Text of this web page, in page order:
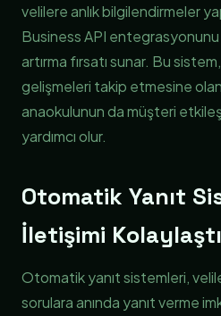
velilere anlık bilgilendirmeler
Business API entegrasyonunu
artırma fırsatı sunar. Bu
gelişmeleri takip etmesine
anaokulunun da müşteri
yardımcı olur.
Otomatik Yanıt
İletişimi
Otomatik yanıt sistemleri,
sorulara anında yanıt verme